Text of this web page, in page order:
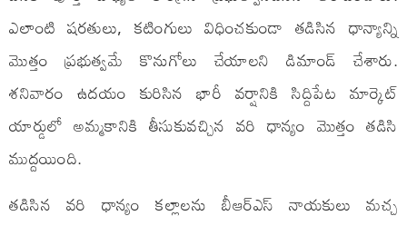
ఎలాంటి షరతులు, కటింగులు విధించకుండా తడిసిన ధాన్యాన్ని
మొత్తం ప్రభుత్వమే కొనుగోలు చేయాలని డిమాండ్ చేశారు.
శనివారం ఉదయం కురిసిన భారీ వర్షానికి సిద్దిపేట మార్కెట్
యార్డులో అమ్మకానికి తీసుకువచ్చిన వరి ధాన్యం మొత్తం తడిసి
ముద్దయింది.
తడిసిన వరి ధాన్యం కల్లాలను బీఆర్ఎస్ నాయకులు మచ్చ